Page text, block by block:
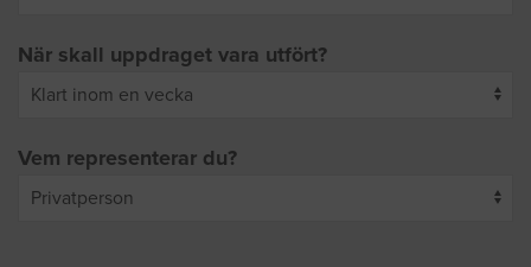
När skall uppdraget vara utfört?
Vem representerar du?